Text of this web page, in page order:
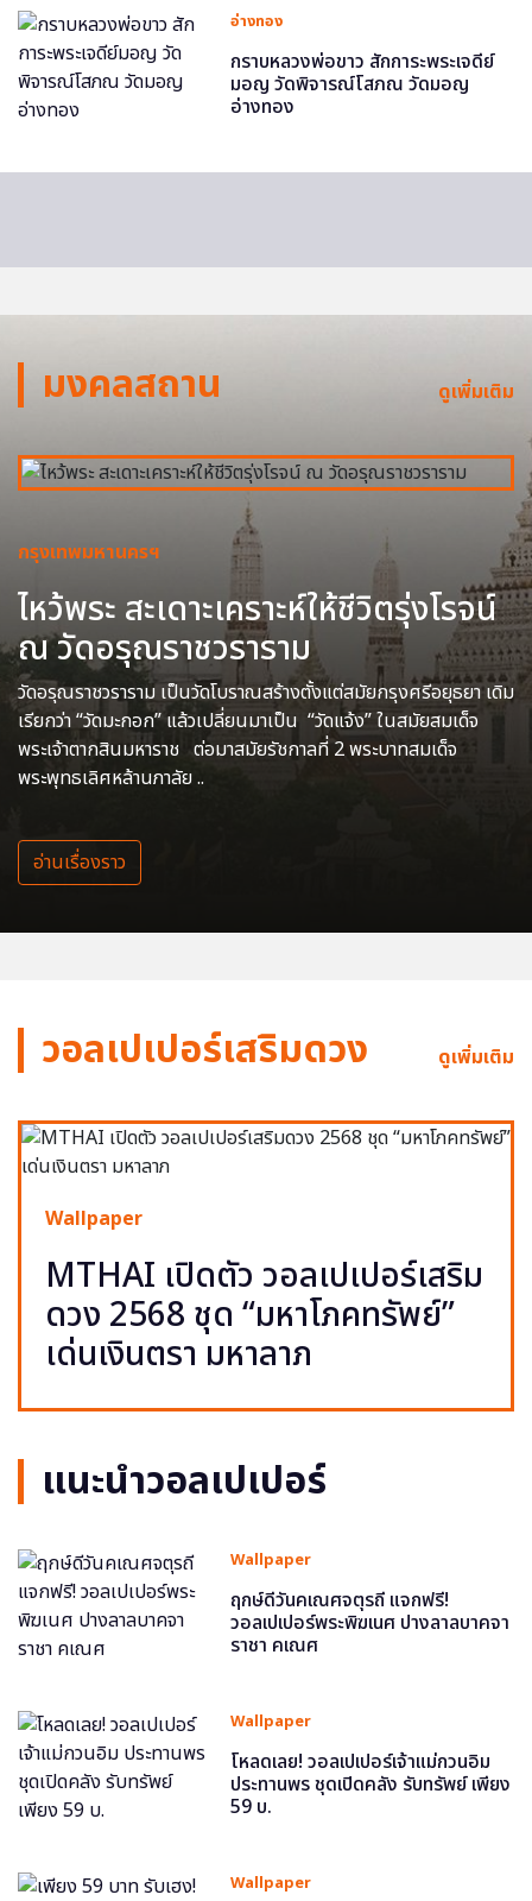
อ่างทอง
กราบหลวงพ่อขาว สักการะพระเจดีย์
มอญ วัดพิจารณ์โสภณ วัดมอญ
อ่างทอง
มงคลสถาน ดูเพิ่มเติม
กรุงเทพมหานครฯ
ไหว้พระ สะเดาะเคราะห์ให้ชีวิตรุ่งโรจน์
ณ วัดอรุณราชวราราม
วัดอรุณราชวราราม เป็นวัดโบราณสร้างตั้งแต่สมัยกรุงศรีอยุธยา เดิม
เรียกว่า “วัดมะกอก” แล้วเปลี่ยนมาเป็น “วัดแจ้ง” ในสมัยสมเด็จ
พระเจ้าตากสินมหาราช ต่อมาสมัยรัชกาลที่ 2 พระบาทสมเด็จ
พระพุทธเลิศหล้านภาลัย ..
อ่านเรื่องราว
วอลเปเปอร์เสริมดวง ดูเพิ่มเติม
Wallpaper
MTHAI เปิดตัว วอลเปเปอร์เสริม
ดวง 2568 ชุด “มหาโภคทรัพย์”
เด่นเงินตรา มหาลาภ
แนะนำวอลเปเปอร์
Wallpaper
ฤกษ์ดีวันคเณศจตุรถี แจกฟรี!
วอลเปเปอร์พระพิฆเนศ ปางลาลบาคจา
ราชา คเณศ
Wallpaper
โหลดเลย! วอลเปเปอร์เจ้าแม่กวนอิม
ประทานพร ชุดเปิดคลัง รับทรัพย์ เพียง
59 บ.
Wallpaper